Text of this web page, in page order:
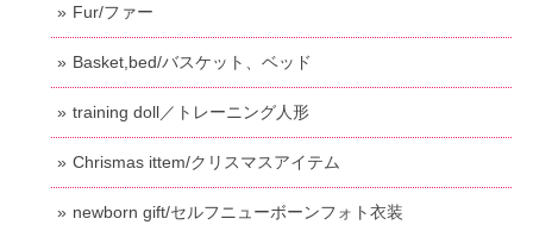
Fur/ファー
Basket,bed/バスケット、ベッド
training doll／トレーニング人形
Chrismas ittem/クリスマスアイテム
newborn gift/セルフニューボーンフォト衣装